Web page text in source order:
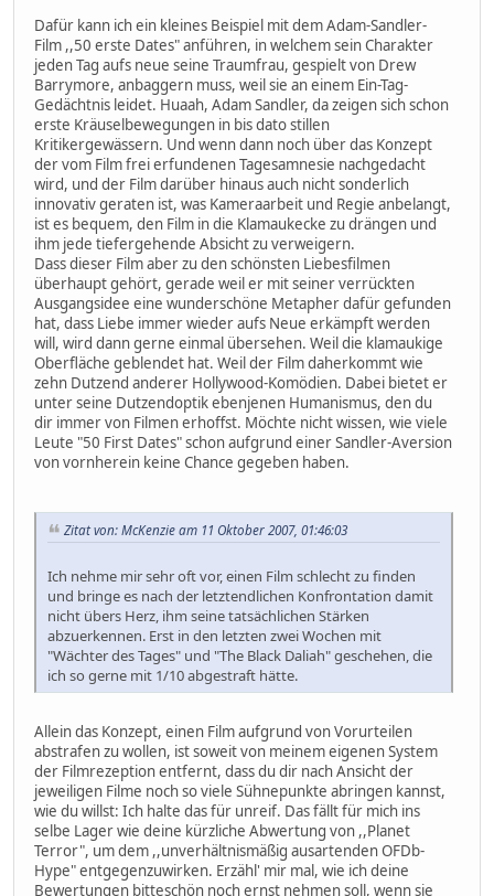
Dafür kann ich ein kleines Beispiel mit dem Adam-Sandler-
Film ,,50 erste Dates" anführen, in welchem sein Charakter
jeden Tag aufs neue seine Traumfrau, gespielt von Drew
Barrymore, anbaggern muss, weil sie an einem Ein-Tag-
Gedächtnis leidet. Huaah, Adam Sandler, da zeigen sich schon
erste Kräuselbewegungen in bis dato stillen
Kritikergewässern. Und wenn dann noch über das Konzept
der vom Film frei erfundenen Tagesamnesie nachgedacht
wird, und der Film darüber hinaus auch nicht sonderlich
innovativ geraten ist, was Kameraarbeit und Regie anbelangt,
ist es bequem, den Film in die Klamaukecke zu drängen und
ihm jede tiefergehende Absicht zu verweigern.
Dass dieser Film aber zu den schönsten Liebesfilmen
überhaupt gehört, gerade weil er mit seiner verrückten
Ausgangsidee eine wunderschöne Metapher dafür gefunden
hat, dass Liebe immer wieder aufs Neue erkämpft werden
will, wird dann gerne einmal übersehen. Weil die klamaukige
Oberfläche geblendet hat. Weil der Film daherkommt wie
zehn Dutzend anderer Hollywood-Komödien. Dabei bietet er
unter seine Dutzendoptik ebenjenen Humanismus, den du
dir immer von Filmen erhoffst. Möchte nicht wissen, wie viele
Leute "50 First Dates" schon aufgrund einer Sandler-Aversion
von vornherein keine Chance gegeben haben.
Zitat von: McKenzie am 11 Oktober 2007, 01:46:03
Ich nehme mir sehr oft vor, einen Film schlecht zu finden
und bringe es nach der letztendlichen Konfrontation damit
nicht übers Herz, ihm seine tatsächlichen Stärken
abzuerkennen. Erst in den letzten zwei Wochen mit
"Wächter des Tages" und "The Black Daliah" geschehen, die
ich so gerne mit 1/10 abgestraft hätte.
Allein das Konzept, einen Film aufgrund von Vorurteilen
abstrafen zu wollen, ist soweit von meinem eigenen System
der Filmrezeption entfernt, dass du dir nach Ansicht der
jeweiligen Filme noch so viele Sühnepunkte abringen kannst,
wie du willst: Ich halte das für unreif. Das fällt für mich ins
selbe Lager wie deine kürzliche Abwertung von ,,Planet
Terror", um dem ,,unverhältnismäßig ausartenden OFDb-
Hype" entgegenzuwirken. Erzähl' mir mal, wie ich deine
Bewertungen bitteschön noch ernst nehmen soll, wenn sie